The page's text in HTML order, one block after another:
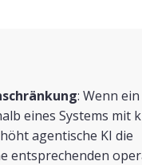
: Wenn ein
eines Systems mit
agentische KI die
entsprechenden